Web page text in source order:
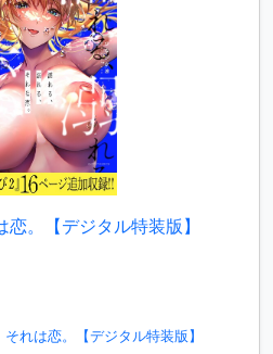
。【デジタル特装版】
れは恋。【デジタル特装版】